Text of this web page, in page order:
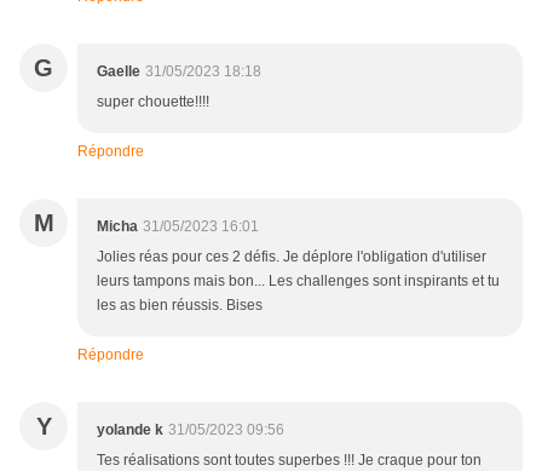
G Gaelle 31/05/2023 18:18
super chouette!!!!
Répondre
M Micha 31/05/2023 16:01
Jolies réas pour ces 2 défis. Je déplore l'obligation d'utiliser
leurs tampons mais bon... Les challenges sont inspirants et tu
les as bien réussis. Bises
Répondre
Y yolande k 31/05/2023 09:56
Tes réalisations sont toutes superbes !!! Je craque pour ton